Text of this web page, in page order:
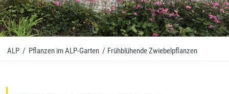
ALP / Pflanzen im ALP-Garten / Frühblühende Zwiebelpflanzen